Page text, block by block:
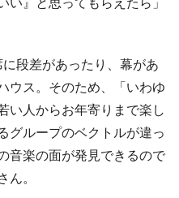
段差があったり、幕があ
ウス。そのため、「いわゆ
い人からお年寄りまで楽し
グループのベクトルが違っ
音楽の面が発見できるので
。